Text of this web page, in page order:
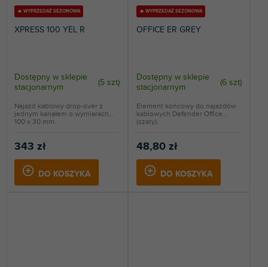
🔥 WYPRZEDAŻ SEZONOWA
XPRESS 100 YEL R
Dostępny w sklepie
stacjonarnym
(5 szt)
343 zł
DO KOSZYKA
Najazd kablowy drop-over z
jednym kanałem o wymiarach
100 x 30 mm.
🔥 WYPRZEDAŻ SEZONOWA
OFFICE ER GREY
Dostępny w sklepie
stacjonarnym
(6 szt)
48,80 zł
DO KOSZYKA
Element końcowy do najazdów
kablowych Defender Office
(szary).